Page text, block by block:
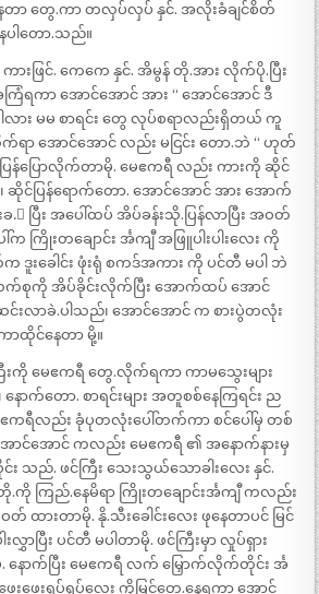
တာ တွေ.ကာ တလှပ်လှပ် နှင်. အလိုးခံချင်စိတ်
ေပါတော.သည်။
ားဖြင်. ကေကေ နှင်. အိမွန် တို.အား လိုက်ပို.ပြီး
ရကာ အောင်အောင် အား “ အောင်အောင် ဒီ
ား မမ စာရင်း တွေ လုပ်စရာလည်းရှိတယ် ကူ
က်ရာ အောင်အောင် လည်း မငြင်း တော.ဘဲ “ ဟုတ်
ြန်ပြောလိုက်တာမို. မေဧကရီ လည်း ကားကို ဆိုင်
ဆိုင်ပြန်ရောက်တော. အောင်အောင် အား အောက်
.ဲ ပြီး အပေါ်ထပ် အိပ်ခန်းသို.ပြန်လာပြီး အဝတ်
ကြိုးတချောင်း င်္အကျီ အဖြူပါးပါးလေး ကို
းခေါင်း ဖုံးရုံ စကဒ်အကား ကို ပင်တီ မပါ ဘဲ
က်စုကို အိပ်ခိုင်းလိုက်ပြီး အောက်ထပ် အောင်
င်းလာခဲ.ပါသည်၊ အောင်အောင် က စားပွဲတလုံး
ာထိုင်နေတာ မို့။
မေဧကရီ တွေ.လိုက်ရကာ ကာမသွေးများ
ာက်တော. စာရင်းများ အတူစစ်နေကြရင်း ည
ေဧကရီလည်း ခုံပုတလုံးပေါ်တက်ကာ စင်ပေါ်မှ တစ်
အောင်အောင် ကလည်း မေဧကရီ ၏ အနောက်နားမှ
း သည်. ဖင်ကြီး သေးသွယ်သောခါးလေး နှင်.
ကြည်.နေမိရာ ကြိုးတချောင်းင်္အကျီ ကလည်း
ဝတ် ထားတာမို. နို.သီးခေါင်းလေး ဖုနေတာပင် မြင်
ာပြီး ပင်တီ မပါတာမို. ဖင်ကြီးမှာ လှုပ်ရှား
နောက်ပြီး မေဧကရီ လက် မြှောက်လိုက်တိုင်း င်္အ
းဖွေးရှပ်ရှပ်လေး ကိုမြင်တွေ.နေရကာ အောင်